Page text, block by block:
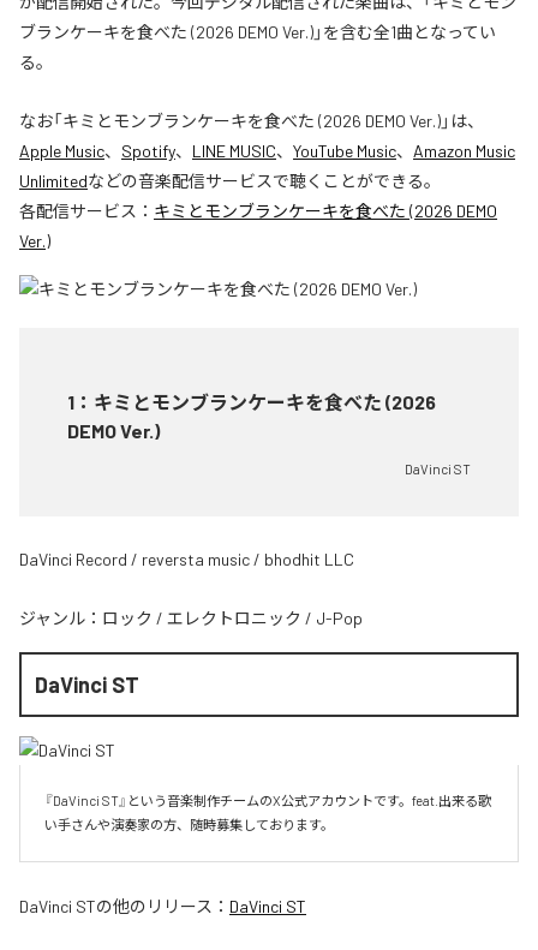
ブランケーキを食べた (2026 DEMO Ver.)」を含む全1曲となってい
る。
なお「キミとモンブランケーキを食べた (2026 DEMO Ver.)」は、
Apple Music、 Spotify、 LINE MUSIC、 YouTube Music、 Amazon Music
Unlimitedなどの音楽配信サービスで聴くことができる。
各配信サービス： キミとモンブランケーキを食べた (2026 DEMO
Ver.)
1 ： キミとモンブランケーキを食べた (2026
DEMO Ver.)
DaVinci ST
DaVinci Record / reversta music / bhodhit LLC
ジャンル： ロック / エレクトロニック / J-Pop
DaVinci ST
『DaVinci ST』という音楽制作チームのX公式アカウントです。feat.出来る歌
い手さんや演奏家の方、随時募集しております。
DaVinci STの他のリリース： DaVinci ST